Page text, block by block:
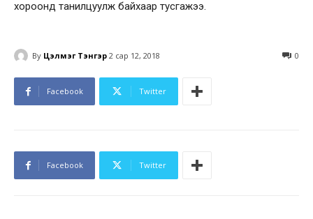
хороонд танилцуулж байхаар тусгажээ.
By Цэлмэг Тэнгэр 2 сар 12, 2018 0
Facebook Twitter
Facebook Twitter